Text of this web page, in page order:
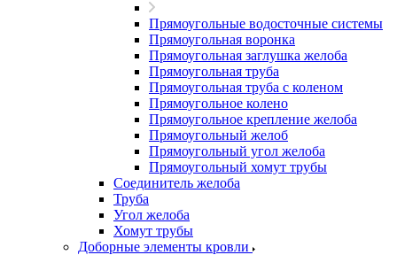
Прямоугольные водосточные системы
Прямоугольная воронка
Прямоугольная заглушка желоба
Прямоугольная труба
Прямоугольная труба c коленом
Прямоугольное колено
Прямоугольное крепление желоба
Прямоугольный желоб
Прямоугольный угол желоба
Прямоугольный хомут трубы
Соединитель желоба
Труба
Угол желоба
Хомут трубы
Доборные элементы кровли